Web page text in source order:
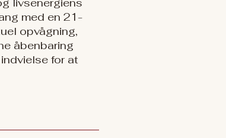
med en 21-
opvågning,
åbenbaring
for at